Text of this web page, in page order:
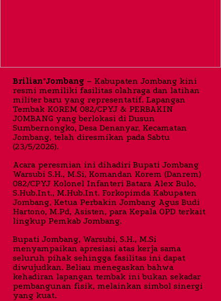
Brilian°Jombang – Kabupaten Jombang kini
resmi memiliki fasilitas olahraga dan latihan
militer baru yang representatif. Lapangan
Tembak KOREM 082/CPYJ & PERBAKIN
JOMBANG yang berlokasi di Dusun
Sumbernongko, Desa Denanyar, Kecamatan
Jombang, telah diresmikan pada Sabtu
(23/5/2026).
Acara peresmian ini dihadiri Bupati Jombang
Warsubi S.H., M.Si, Komandan Korem (Danrem)
082/CPYJ Kolonel Infanteri Batara Alex Bulo,
S.Hub.Int., M.Hub.Int. Forkopimda Kabupaten
Jombang, Ketua Perbakin Jombang Agus Budi
Hartono, M.Pd, Asisten, para Kepala OPD terkait
lingkup Pemkab Jombang.
Bupati Jombang, Warsubi, S.H., M.Si
menyampaikan apresiasi atas kerja sama
seluruh pihak sehingga fasilitas ini dapat
diwujudkan. Beliau menegaskan bahwa
kehadiran lapangan tembak ini bukan sekadar
pembangunan fisik, melainkan simbol sinergi
yang kuat.